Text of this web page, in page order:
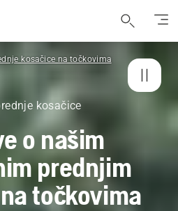
kosačice na točkovima
kosačice
o našim
prednjim
točkovima